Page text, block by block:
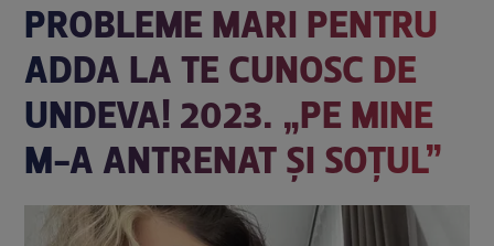
PROBLEME MARI PENTRU
ADDA LA TE CUNOSC DE
UNDEVA! 2023. „PE MINE
M-A ANTRENAT ȘI SOȚUL”